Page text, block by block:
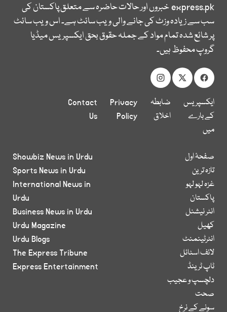
express.pkخبروں اور حالات حاضرہ سے متعلق پاکستان کی
سب سے زیادہ وزٹ کی جانے والی ویب سائٹ ہے۔ اس ویب سائٹ
پر شائع شدہ تمام مواد کے جملہ حقوق بحق ایکسپریس میڈیا
گروپ محفوظ ہیں۔
ایکسپریس
کے بارے
میں
ضابطہ
اخلاق
Privacy
Policy
Contact
Us
صفحۂ اول
تازہ ترین
غزہ لہو لہو
پاکستان
انٹر نیشنل
کھیل
انٹرٹینمنٹ
لائف اسٹائل
ٹاپ ٹرینڈ
دلچسپ و عجیب
صحت
سونے کے نرخ
Showbiz News in Urdu
Sports News in Urdu
International News in
Urdu
Business News in Urdu
Urdu Magazine
Urdu Blogs
The Express Tribune
Express Entertainment